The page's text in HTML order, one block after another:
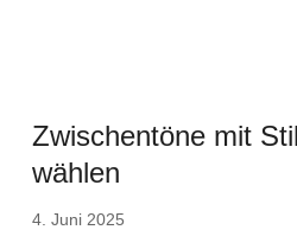
Zwischentöne mit
wählen
4. Juni 2025